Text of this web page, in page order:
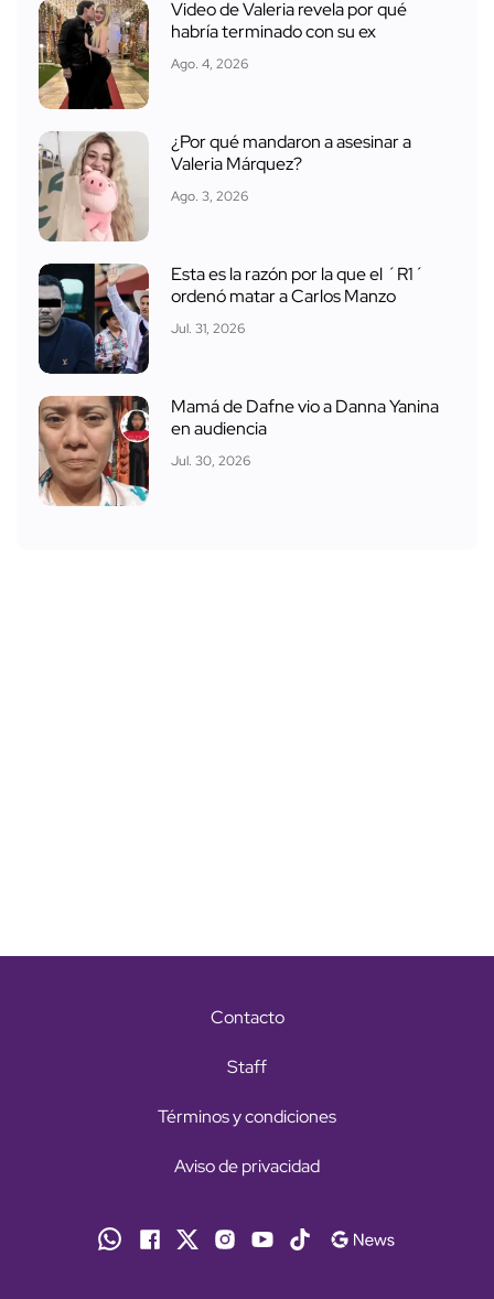
Video de Valeria revela por qué
habría terminado con su ex
Ago. 4, 2026
¿Por qué mandaron a asesinar a
Valeria Márquez?
Ago. 3, 2026
Esta es la razón por la que el ´R1´
ordenó matar a Carlos Manzo
Jul. 31, 2026
Mamá de Dafne vio a Danna Yanina
en audiencia
Jul. 30, 2026
Contacto
Staff
Términos y condiciones
Aviso de privacidad